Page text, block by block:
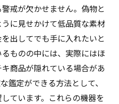
戒が欠かせません。偽物と
に見せかけて低品質な素材
出してでも手に入れたいと
ものの中には、実際にはほ
商品が隠れている場合があ
鑑定ができる方法として、
ています。これらの機器を